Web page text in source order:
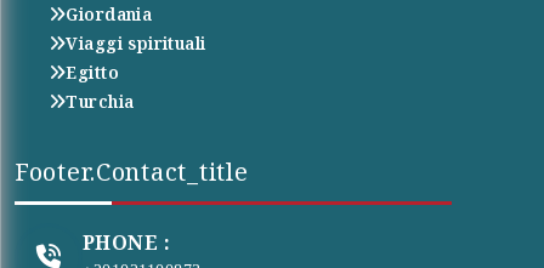
Giordania
Viaggi spirituali
Egitto
Turchia
Footer.contact_title
PHONE :